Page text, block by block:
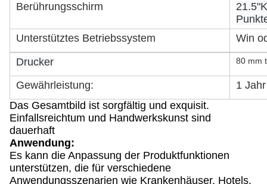
Berührungsschirm
Unterstütztes Betriebssystem
Win
Drucker
80 mm
Gewährleistung:
1 Jahr
Das Gesamtbild ist sorgfältig und exquisit.
Einfallsreichtum und Handwerkskunst sind
dauerhaft
Anwendung:
Es kann die Anpassung der Produktfunktionen
unterstützen, die für verschiedene
Anwendungsszenarien wie Krankenhäuser, Hotels,